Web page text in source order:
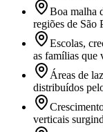
Boa malha
regiões de São
Escolas,
as famílias que
Áreas de
distribuídos
verticais